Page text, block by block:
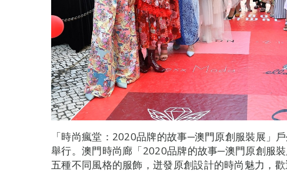
「時尚瘋堂：2020品牌的故事─澳門原創服裝展」
舉行。澳門時尚廊「2020品牌的故事─澳門原創服
五種不同風格的服飾，迸發原創設計的時尚魅力，歡